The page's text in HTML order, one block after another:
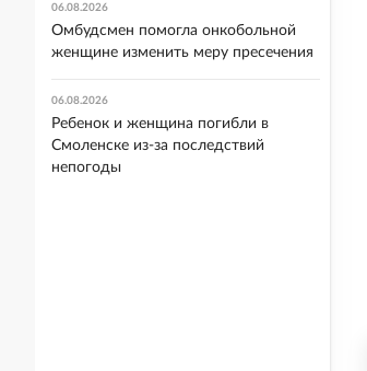
06.08.2026
Омбудсмен помогла онкобольной
женщине изменить меру пресечения
06.08.2026
Ребенок и женщина погибли в
Смоленске из-за последствий
непогоды